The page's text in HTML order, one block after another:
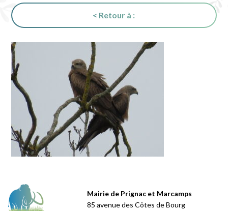
< Retour à :
Mairie de Prignac et Marcamps
85 avenue des Côtes de Bourg